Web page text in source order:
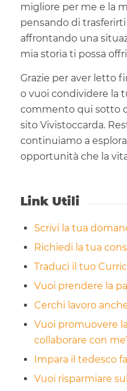
migliore per me e la
pensando di
affrontando una
mia storia ti possa
Grazie per aver letto
o vuoi condividere la
commento qui sotto
sito Vivistoccarda.
continuiamo a
opportunità che la
Link Utili
Scrivi la tua
Richiedi la tua
Traduci il tuo
Vuoi prendere la
Cerchi lavoro
Vuoi promuovere
collaborare con
Impara il tedesco
Vuoi risparmiare